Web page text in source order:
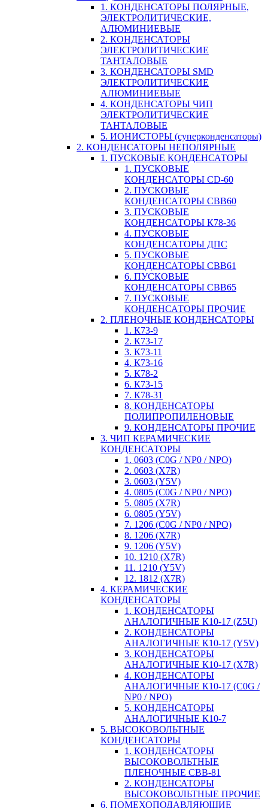
1. КОНДЕНСАТОРЫ ПОЛЯРНЫЕ,
ЭЛЕКТРОЛИТИЧЕСКИЕ,
АЛЮМИНИЕВЫЕ
2. КОНДЕНСАТОРЫ
ЭЛЕКТРОЛИТИЧЕСКИЕ
ТАНТАЛОВЫЕ
3. КОНДЕНСАТОРЫ SMD
ЭЛЕКТРОЛИТИЧЕСКИЕ
АЛЮМИНИЕВЫЕ
4. КОНДЕНСАТОРЫ ЧИП
ЭЛЕКТРОЛИТИЧЕСКИЕ
ТАНТАЛОВЫЕ
5. ИОНИСТОРЫ (суперконденсаторы)
2. КОНДЕНСАТОРЫ НЕПОЛЯРНЫЕ
1. ПУСКОВЫЕ КОНДЕНСАТОРЫ
1. ПУСКОВЫЕ
КОНДЕНСАТОРЫ CD-60
2. ПУСКОВЫЕ
КОНДЕНСАТОРЫ CBB60
3. ПУСКОВЫЕ
КОНДЕНСАТОРЫ К78-36
4. ПУСКОВЫЕ
КОНДЕНСАТОРЫ ДПС
5. ПУСКОВЫЕ
КОНДЕНСАТОРЫ CBB61
6. ПУСКОВЫЕ
КОНДЕНСАТОРЫ CBB65
7. ПУСКОВЫЕ
КОНДЕНСАТОРЫ ПРОЧИЕ
2. ПЛЕНОЧНЫЕ КОНДЕНСАТОРЫ
1. К73-9
2. К73-17
3. К73-11
4. К73-16
5. К78-2
6. К73-15
7. К78-31
8. КОНДЕНСАТОРЫ
ПОЛИПРОПИЛЕНОВЫЕ
9. КОНДЕНСАТОРЫ ПРОЧИЕ
3. ЧИП КЕРАМИЧЕСКИЕ
КОНДЕНСАТОРЫ
1. 0603 (C0G / NP0 / NPO)
2. 0603 (X7R)
3. 0603 (Y5V)
4. 0805 (C0G / NP0 / NPO)
5. 0805 (X7R)
6. 0805 (Y5V)
7. 1206 (C0G / NP0 / NPO)
8. 1206 (X7R)
9. 1206 (Y5V)
10. 1210 (X7R)
11. 1210 (Y5V)
12. 1812 (X7R)
4. КЕРАМИЧЕСКИЕ
КОНДЕНСАТОРЫ
1. КОНДЕНСАТОРЫ
АНАЛОГИЧНЫЕ К10-17 (Z5U)
2. КОНДЕНСАТОРЫ
АНАЛОГИЧНЫЕ К10-17 (Y5V)
3. КОНДЕНСАТОРЫ
АНАЛОГИЧНЫЕ К10-17 (X7R)
4. КОНДЕНСАТОРЫ
АНАЛОГИЧНЫЕ К10-17 (C0G /
NP0 / NPO)
5. КОНДЕНСАТОРЫ
АНАЛОГИЧНЫЕ К10-7
5. ВЫСОКОВОЛЬТНЫЕ
КОНДЕНСАТОРЫ
1. КОНДЕНСАТОРЫ
ВЫСОКОВОЛЬТНЫЕ
ПЛЕНОЧНЫЕ CBB-81
2. КОНДЕНСАТОРЫ
ВЫСОКОВОЛЬТНЫЕ ПРОЧИЕ
6. ПОМЕХОПОДАВЛЯЮЩИЕ